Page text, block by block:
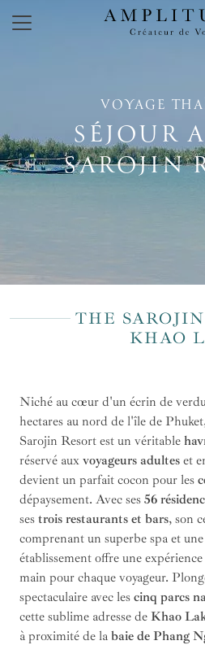
×
VOYAGE
SÉJOUR
SAROJIN
THE
KHAO
Niché au cœur d'un écrin de
hectares au nord de l'île de
Sarojin Resort est un véritable
réservé aux voyageurs adultes et
devient un parfait cocon pour les
dépaysement. Avec ses 56
ses trois restaurants et bars, son
comprenant un superbe spa et
établissement offre une
main pour chaque voyageur.
spectaculaire avec les cinq parcs
cette sublime adresse de Khao
à proximité de la baie de Phang